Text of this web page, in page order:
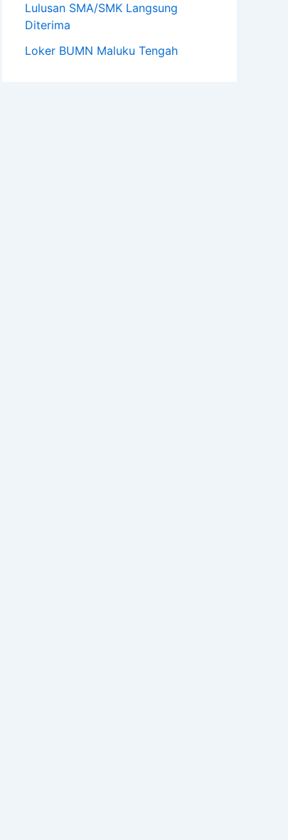
Lulusan SMA/SMK Langsung
Diterima
Loker BUMN Maluku Tengah